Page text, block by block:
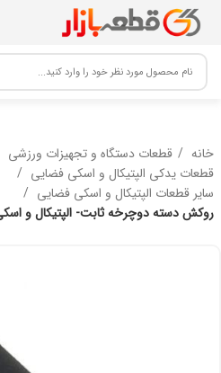
خانه
قطعات دستگاه و تجهیزات ورزشی
قطعات یدکی الپتیکال و اسکی فضایی
سایر قطعات الپتیکال و اسکی فضایی
روکش دسته دوچرخه ثابت- الپتیکال و اسکی فضایی